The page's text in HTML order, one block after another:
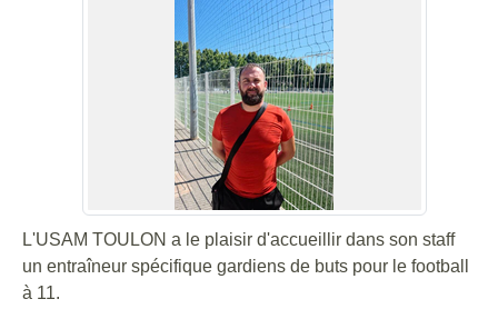
L'USAM TOULON a le plaisir d'accueillir dans son staff
un entraîneur spécifique gardiens de buts pour le football
à 11.